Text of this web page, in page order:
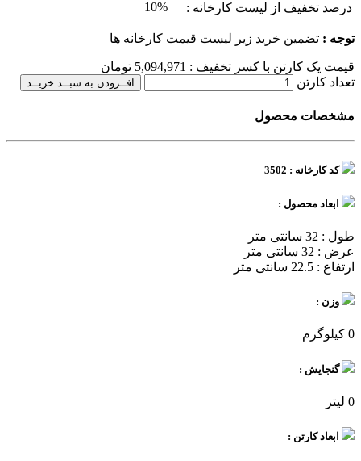
درصد تخفیف از لیست کارخانه :
10%
توجه : تضمین خرید زیر لیست قیمت کارخانه ها
قیمت یک کارتن با کسر تخفیف : 5,094,971 تومان
تعداد کارتن
افــزودن به سبــد خریــد
مشخصات محصول
کد کارخانه : 3502
ابعاد محصول :
طول : 32 سانتی متر
عرض : 32 سانتی متر
ارتفاع : 22.5 سانتی متر
وزن :
0 کیلوگرم
گنجایش :
0 لیتر
ابعاد کارتن :